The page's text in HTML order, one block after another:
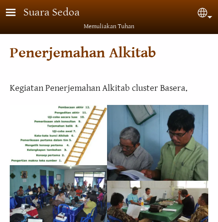
Lompat ke isi utama
Suara Sedoa
Memuliakan Tuhan
Penerjemahan Alkitab
Kegiatan Penerjemahan Alkitab cluster Basera.